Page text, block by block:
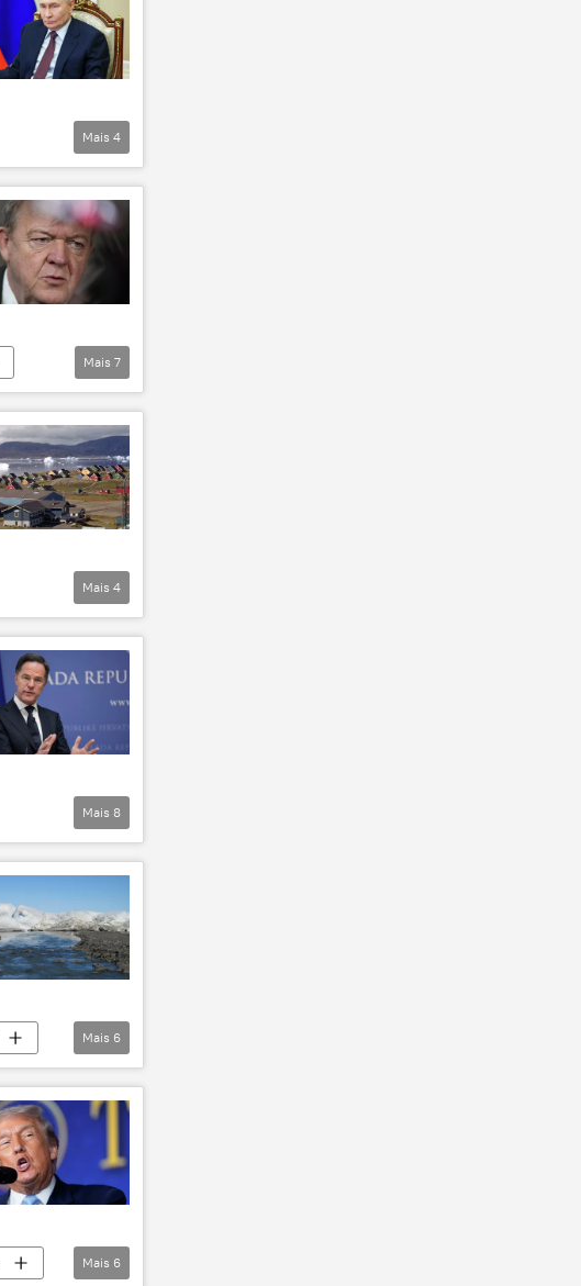
Mais 4
Mais 7
Mais 4
Mais 8
X
Mais 6
Mais 6